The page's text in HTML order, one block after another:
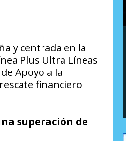
y centrada en la
Plus Ultra Líneas
Apoyo a la
financiero
superación de